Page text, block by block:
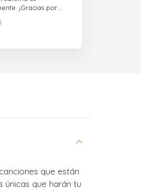
¡Gracias por
que están
únicas que harán tu